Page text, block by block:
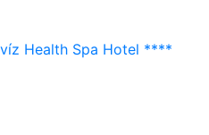
Health Spa Hotel ****